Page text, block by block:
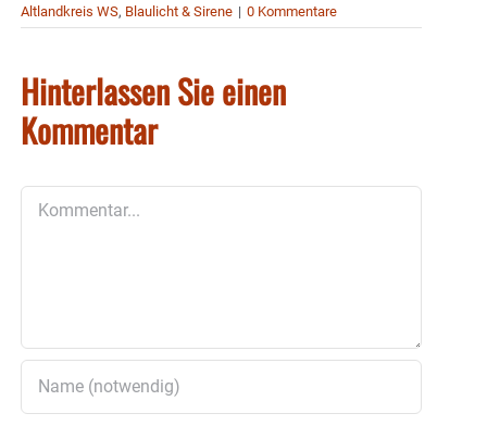
Altlandkreis WS, Blaulicht & Sirene | 0 Kommentare
Hinterlassen Sie einen
Kommentar